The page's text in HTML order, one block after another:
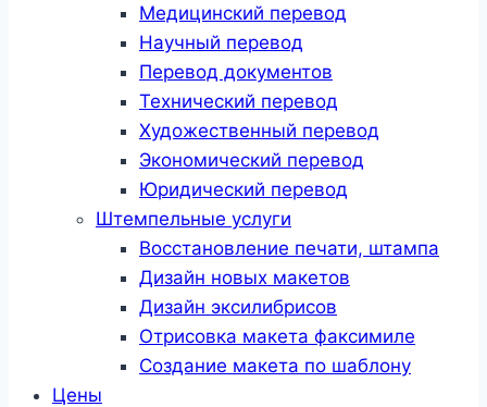
Медицинский перевод
Научный перевод
Перевод документов
Технический перевод
Художественный перевод
Экономический перевод
Юридический перевод
Штемпельные услуги
Восстановление печати, штампа
Дизайн новых макетов
Дизайн эксилибрисов
Отрисовка макета факсимиле
Создание макета по шаблону
Цены